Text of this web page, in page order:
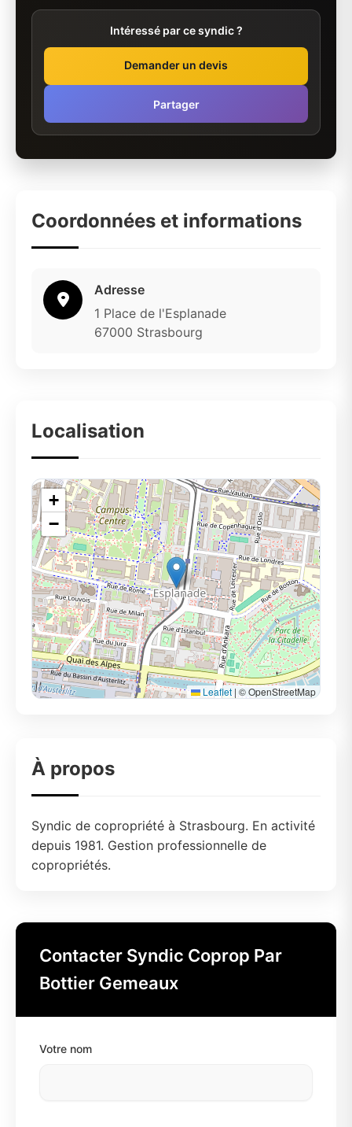
Intéressé par ce syndic ?
Demander un devis
Partager
Coordonnées et informations
Adresse
1 Place de l'Esplanade
67000 Strasbourg
Localisation
+
−
Leaflet | © OpenStreetMap
À propos
Syndic de copropriété à Strasbourg. En activité
depuis 1981. Gestion professionnelle de
copropriétés.
Contacter Syndic Coprop Par
Bottier Gemeaux
Votre nom